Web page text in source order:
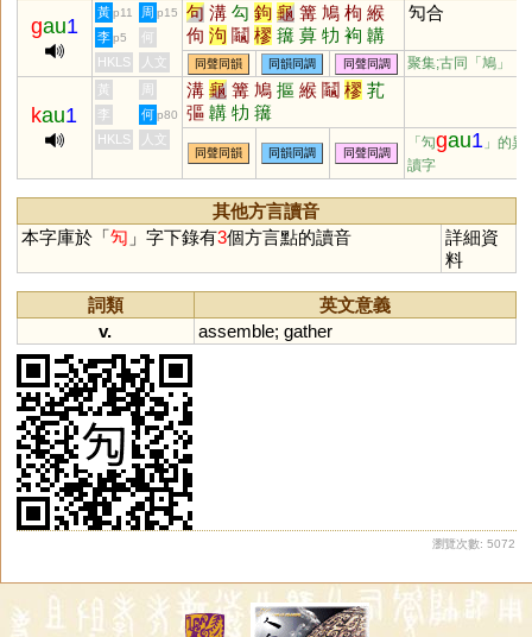
gau1
黃 p11 周 p15 句 溝 勾 鉤 龜 篝 鳩 枸 緱
佝 泃 鬮 樛 簼 萛 牞 袧 韝
朻 摎
勼合
李 p5
何
HKLS
人文 同聲同韻 同韻同調 同聲同調 聚集;古同「鳩 」
kau1
黃 周 溝 龜 篝 鳩 摳 緱 鬮 樛 芤
彄 韝 牞 簼
李 何 p80
HKLS 人文
同聲同韻 同韻同調 同聲同調
「勼gau1 」的異
讀字
其他方言讀音
本字庫於「勼 」字下錄有3個方言點的讀音
詳細資
料
詞類
英文意義
v.
assemble; gather
瀏覽次數: 5072